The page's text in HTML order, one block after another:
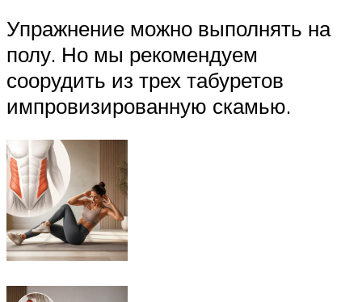
Упражнение можно выполнять на
полу. Но мы рекомендуем
соорудить из трех табуретов
импровизированную скамью.